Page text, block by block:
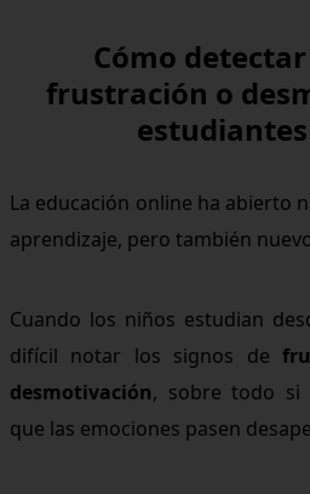
Cómo
frustración o
La educación online ha abierto
aprendizaje, pero también
Cuando los niños estudian
difícil notar los signos de
desmotivación, sobre todo si
que las emociones pasen